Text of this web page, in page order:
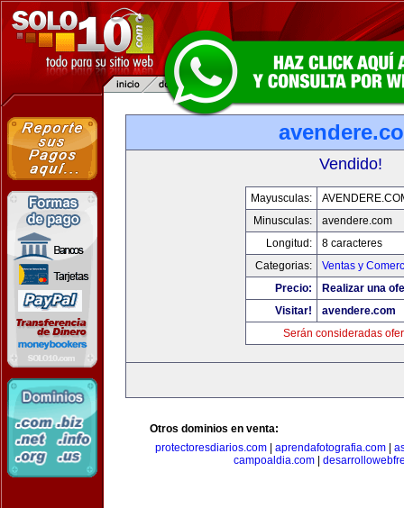
Vendido!
Mayusculas:
Minusculas:
avendere.com
Longitud:
8 caracteres
Categorias:
Ventas y
Precio:
Realizar una
Visitar!
avendere.com
Serán consideradas
Otros dominios en venta:
protectoresdiarios.com
aprendafotografia.com
campoaldia.com